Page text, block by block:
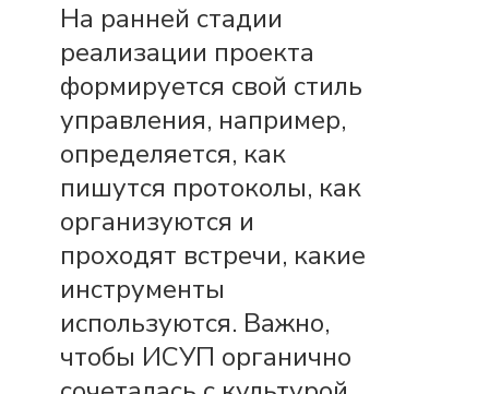
На ранней стадии
реализации проекта
формируется свой стиль
управления, например,
определяется, как
пишутся протоколы, как
организуются и
проходят встречи, какие
инструменты
используются. Важно,
чтобы ИСУП органично